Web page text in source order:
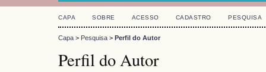
CAPA SOBRE ACESSO CADASTRO PESQUISA
Capa > Pesquisa > Perfil do Autor
Perfil do Autor